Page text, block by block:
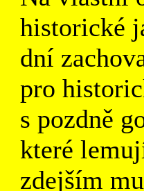
historické
dní
pro
s pozdně
které
zdejším